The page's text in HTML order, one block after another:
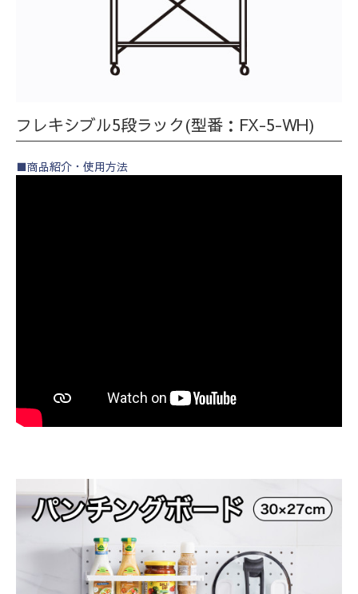
フレキシブル5段ラック(型番：FX-5-WH)
■商品紹介・使用方法